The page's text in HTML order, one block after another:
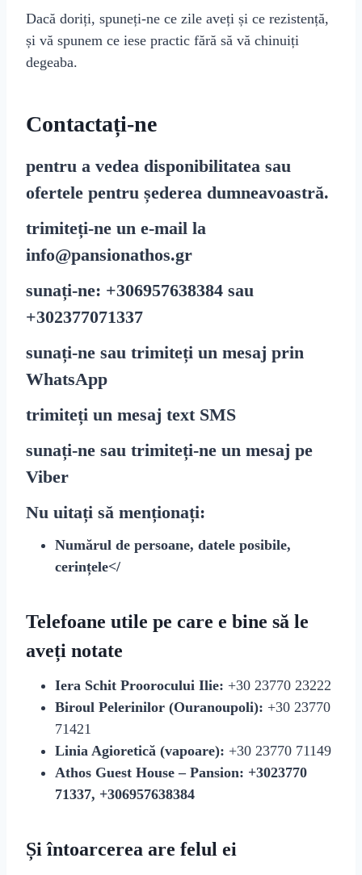
Dacă doriți, spuneți-ne ce zile aveți și ce rezistență,
și vă spunem ce iese practic fără să vă chinuiți
degeaba.
Contactați-ne
pentru a vedea disponibilitatea sau
ofertele pentru șederea dumneavoastră.
trimiteți-ne un e-mail la
info@pansionathos.gr
sunați-ne: +306957638384 sau
+302377071337
sunați-ne sau trimiteți un mesaj prin
WhatsApp
trimiteți un mesaj text SMS
sunați-ne sau trimiteți-ne un mesaj pe
Viber
Nu uitați să menționați:
Numărul de persoane, datele posibile,
cerințele</
Telefoane utile pe care e bine să le
aveți notate
Iera Schit Proorocului Ilie: +30 23770 23222
Biroul Pelerinilor (Ouranoupoli): +30 23770
71421
Linia Agioretică (vapoare): +30 23770 71149
Athos Guest House – Pansion: +3023770
71337, +306957638384
Și întoarcerea are felul ei